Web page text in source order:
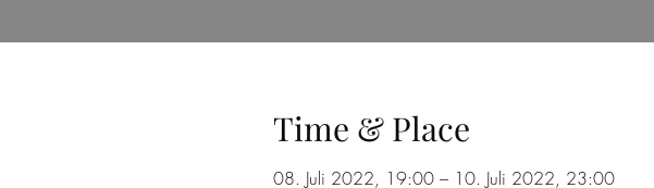
Time & Place
08. Juli 2022, 19:00 – 10. Juli 2022, 23:00